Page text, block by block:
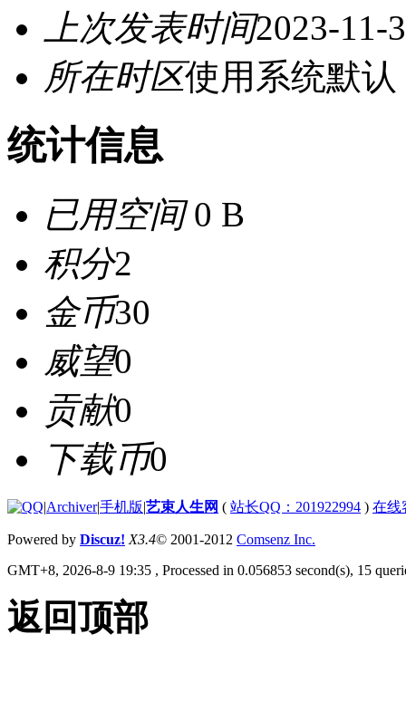
上次发表时间2023-11-
所在时区使用系统默认
统计信息
已用空间0 B
积分2
金币30
威望0
贡献0
下载币0
|Archiver|手机版|艺束人生网 ( 站长QQ：201922994 ) 在线
Powered by Discuz! X3.4© 2001-2012 Comsenz Inc.
GMT+8, 2026-8-9 19:35 , Processed in 0.056853 second(s), 15
返回顶部